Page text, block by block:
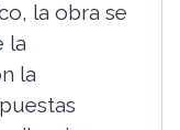
la obra se
la
la